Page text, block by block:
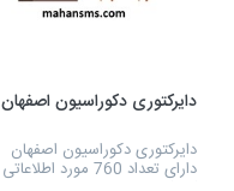
دایرکتوری دکوراسیون اصفهان
دایرکتوری دکوراسیون اصفهان
دارای تعداد 760 مورد اطلاعاتی